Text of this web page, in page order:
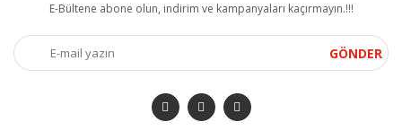
E-Bültene abone olun, indirim ve kampanyaları kaçırmayın.!!!
GÖNDER